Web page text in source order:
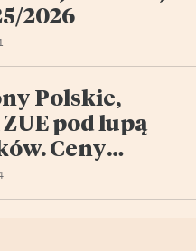
2026
Polskie,
pod lupą
Ceny
uległy zmianie